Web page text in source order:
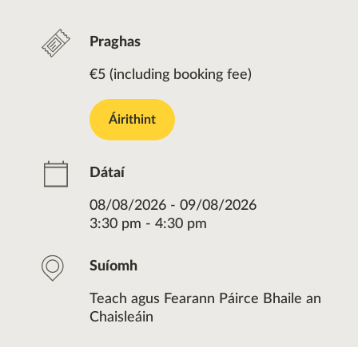
Praghas
€5 (including booking fee)
Áirithint
Dátaí
08/08/2026 - 09/08/2026
3:30 pm - 4:30 pm
Suíomh
Teach agus Fearann Páirce Bhaile an
Chaisleáin